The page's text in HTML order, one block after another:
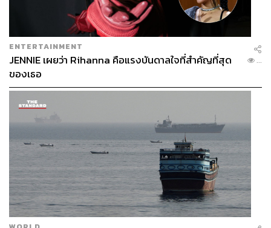
ENTERTAINMENT
JENNIE เผยว่า Rihanna คือแรงบันดาลใจที่สำคัญที่สุด
ของเธอ
...